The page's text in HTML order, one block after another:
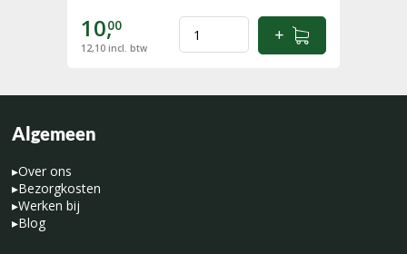
10,00
12,10 incl. btw
Algemeen
▸Over ons
▸Bezorgkosten
▸Werken bij
▸Blog